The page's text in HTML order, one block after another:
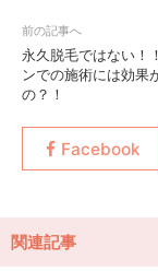
永久脱毛ではない！
ンでの施術には効果
の？！
関連記事